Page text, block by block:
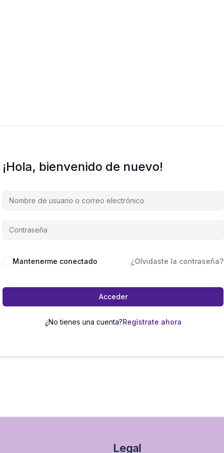
¡Hola, bienvenido de nuevo!
Mantenerme conectado ¿Olvidaste la contraseña?
Acceder
¿No tienes una cuenta?Regístrate ahora
Legal